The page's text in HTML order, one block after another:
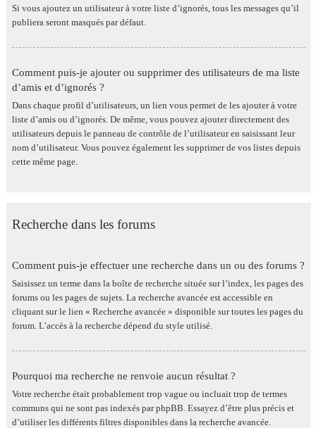
Si vous ajoutez un utilisateur à votre liste d’ignorés, tous les messages qu’il
publiera seront masqués par défaut.
Comment puis-je ajouter ou supprimer des utilisateurs de ma liste
d’amis et d’ignorés ?
Dans chaque profil d’utilisateurs, un lien vous permet de les ajouter à votre
liste d’amis ou d’ignorés. De même, vous pouvez ajouter directement des
utilisateurs depuis le panneau de contrôle de l’utilisateur en saisissant leur
nom d’utilisateur. Vous pouvez également les supprimer de vos listes depuis
cette même page.
Recherche dans les forums
Comment puis-je effectuer une recherche dans un ou des forums ?
Saisissez un terme dans la boîte de recherche située sur l’index, les pages des
forums ou les pages de sujets. La recherche avancée est accessible en
cliquant sur le lien « Recherche avancée » disponible sur toutes les pages du
forum. L’accès à la recherche dépend du style utilisé.
Pourquoi ma recherche ne renvoie aucun résultat ?
Votre recherche était probablement trop vague ou incluait trop de termes
communs qui ne sont pas indexés par phpBB. Essayez d’être plus précis et
d’utiliser les différents filtres disponibles dans la recherche avancée.